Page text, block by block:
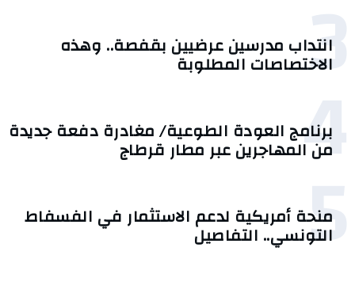
3
انتداب مدرسين عرضيين بقفصة.. وهذه
الاختصاصات المطلوبة
4
برنامج العودة الطوعية/ مغادرة دفعة جديدة
من المهاجرين عبر مطار قرطاج
5
منحة أمريكية لدعم الاستثمار في الفسفاط
التونسي.. التفاصيل